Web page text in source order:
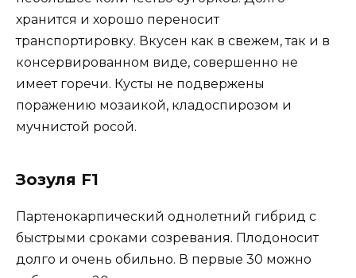
хранится и хорошо переносит
транспортировку. Вкусен как в свежем, так и в
консервированном виде, совершенно не
имеет горечи. Кусты не подвержены
поражению мозаикой, кладоспирозом и
мучнистой росой.
Зозуля F1
Партенокарпический однолетний гибрид с
быстрыми сроками созревания. Плодоносит
долго и очень обильно. В первые 30 можно